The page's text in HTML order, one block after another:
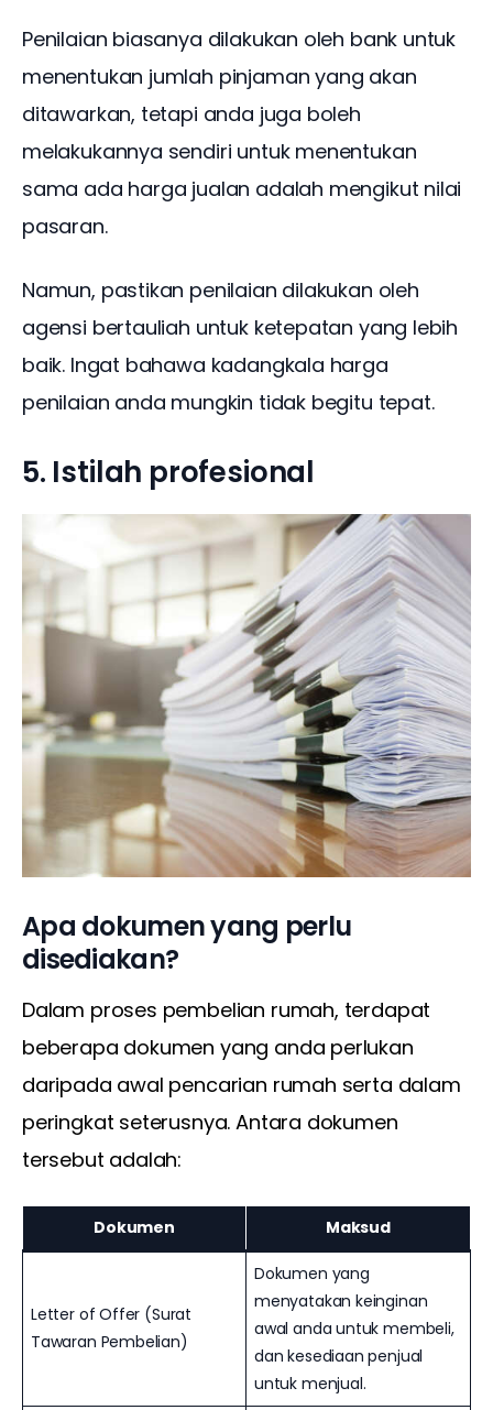
Penilaian biasanya dilakukan oleh bank untuk
menentukan jumlah pinjaman yang akan
ditawarkan, tetapi anda juga boleh
melakukannya sendiri untuk menentukan
sama ada harga jualan adalah mengikut nilai
pasaran.
Namun, pastikan penilaian dilakukan oleh
agensi bertauliah untuk ketepatan yang lebih
baik. Ingat bahawa kadangkala harga
penilaian anda mungkin tidak begitu tepat.
5. Istilah profesional
Apa dokumen yang perlu
disediakan?
Dalam proses pembelian rumah, terdapat
beberapa dokumen yang anda perlukan
daripada awal pencarian rumah serta dalam
peringkat seterusnya. Antara dokumen
tersebut adalah:
Dokumen Maksud
Letter of Offer (Surat
Tawaran Pembelian)
Dokumen yang
menyatakan keinginan
awal anda untuk membeli,
dan kesediaan penjual
untuk menjual.